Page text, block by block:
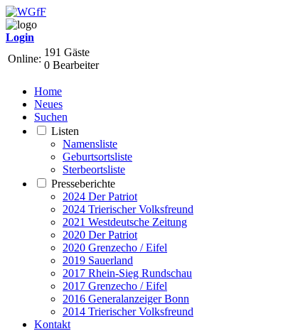
Login
Online:
191 Gäste
0 Bearbeiter
Home
Neues
Suchen
Listen
Namensliste
Geburtsortsliste
Sterbeortsliste
Presseberichte
2024 Der Patriot
2024 Trierischer Volksfreund
2021 Westdeutsche Zeitung
2020 Der Patriot
2020 Grenzecho / Eifel
2019 Sauerland
2017 Rhein-Sieg Rundschau
2017 Grenzecho / Eifel
2016 Generalanzeiger Bonn
2014 Trierischer Volksfreund
Kontakt